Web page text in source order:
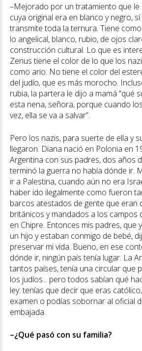
–Mejorado por un tratamiento que
cuya original era en blanco y negro,
transmite toda la ternura. Tiene
lo angelical, blanco, rubio, de ojos
construcción cultural. Lo que es
Zenus tiene el color de lo que los
como ario. No tiene el color del
del judío, que es más morocho.
rubia, la partera le dijo a mamá “qué
esta nena, señora, porque cuando
vez, ella se va a salvar”.
Pero los nazis, para suerte de ella y
llegaron. Diana nació en Polonia en
Argentina con sus padres, dos años
terminó la guerra no había dónde ir.
ir a Palestina, cuando aún no era
haber ido ilegalmente como fueron
barcos atestados de gente que eran
británicos y mandados a los campos
en Chipre. Entonces mis padres, que
un hijo y estaban conmigo de bebé,
preservar mi vida. Bueno, en ese
dónde ir, ningún país tenía lugar. La
tantos países, tenía una circular que
los judíos... pero todos sabían qué
ley: tenías que decir que eras
examen o podías sobornar al oficial
embajada.
–¿Qué pasó con su familia?